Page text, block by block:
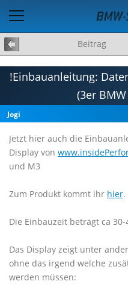
Beitrag
!Einbauanleitung:
(3er
Jogi
Jetzt hier auch die
Display von
und M3
Zum Produkt kommt ihr hier.
Die Einbauzeit beträgt ca
Das Display zeigt unter
ohne das irgend welche
werden müssen: